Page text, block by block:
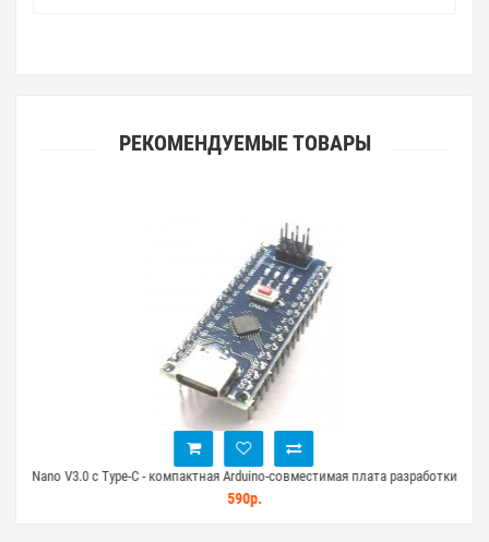
РЕКОМЕНДУЕМЫЕ ТОВАРЫ
Nano V3.0 с Type-C - компактная Arduino-совместимая плата разработки
590р.